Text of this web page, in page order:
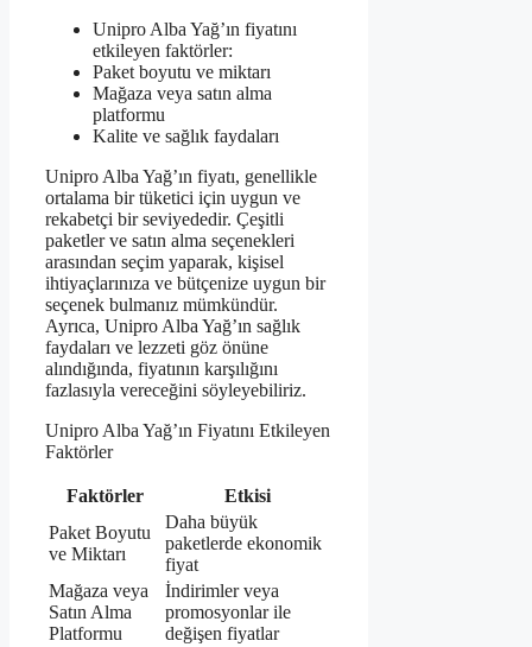
Unipro Alba Yağ’ın fiyatını
etkileyen faktörler:
Paket boyutu ve miktarı
Mağaza veya satın alma
platformu
Kalite ve sağlık faydaları
Unipro Alba Yağ’ın fiyatı, genellikle
ortalama bir tüketici için uygun ve
rekabetçi bir seviyededir. Çeşitli
paketler ve satın alma seçenekleri
arasından seçim yaparak, kişisel
ihtiyaçlarınıza ve bütçenize uygun bir
seçenek bulmanız mümkündür.
Ayrıca, Unipro Alba Yağ’ın sağlık
faydaları ve lezzeti göz önüne
alındığında, fiyatının karşılığını
fazlasıyla vereceğini söyleyebiliriz.
Unipro Alba Yağ’ın Fiyatını Etkileyen
Faktörler
Faktörler
Etkisi
Paket Boyutu
ve Miktarı
Daha büyük
paketlerde ekonomik
fiyat
Mağaza veya
Satın Alma
Platformu
İndirimler veya
promosyonlar ile
değişen fiyatlar